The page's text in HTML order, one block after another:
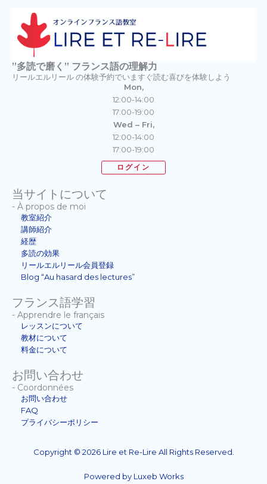
”多読で磨く” フランス語の理解力
リールエルリール の体験予約でいますぐ読む喜びを体験しよう
Mon,
12:00-14:00
17:00-19:00
Wed – Fri,
12:00-14:00
17:00-19:00
ログイン
当サイトについて
- À propos de moi
教室紹介
講師紹介
経歴
多読の効果
リールエルリール会員登録
Blog “Au hasard des lectures”
フランス語学習
- Apprendre le français
レッスンについて
教材について
料金について
お問い合わせ
- Coordonnées
お問い合わせ
FAQ
プライバシーポリシー
Copyright © 2026 Lire et Re-Lire All Rights Reserved.
Powered by Luxeb Works